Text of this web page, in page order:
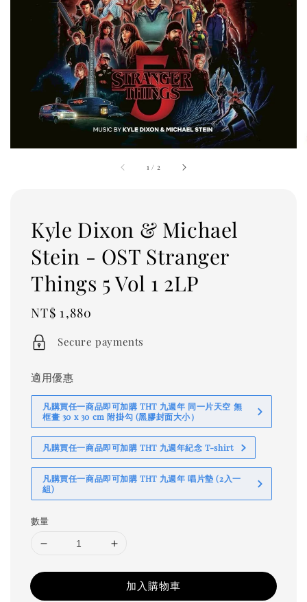
1 / 2
Kyle Dixon & Michael
Stein - OST Stranger
Things 5 Vol 1 2LP
Regular
price
NT$ 1,880
Secure payments
適用優惠
凡購買任一商品即可加購 THT 九週年 同一片天空 無
框畫 30 x 30 cm 附掛勾 (黑膠封面大小）
凡購買任一商品即可加購 THT 九週年紀念 T-shirt
凡購買任一商品即可加購 THT 九週年 唱片墊 (2入一
組)
數量
加入購物車